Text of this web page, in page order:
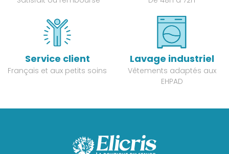
Service client
Français et aux petits soins
Lavage industriel
Vêtements adaptés aux
EHPAD